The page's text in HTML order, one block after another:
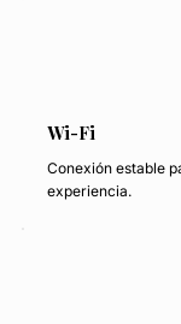
Wi-Fi
Conexión estable
experiencia.